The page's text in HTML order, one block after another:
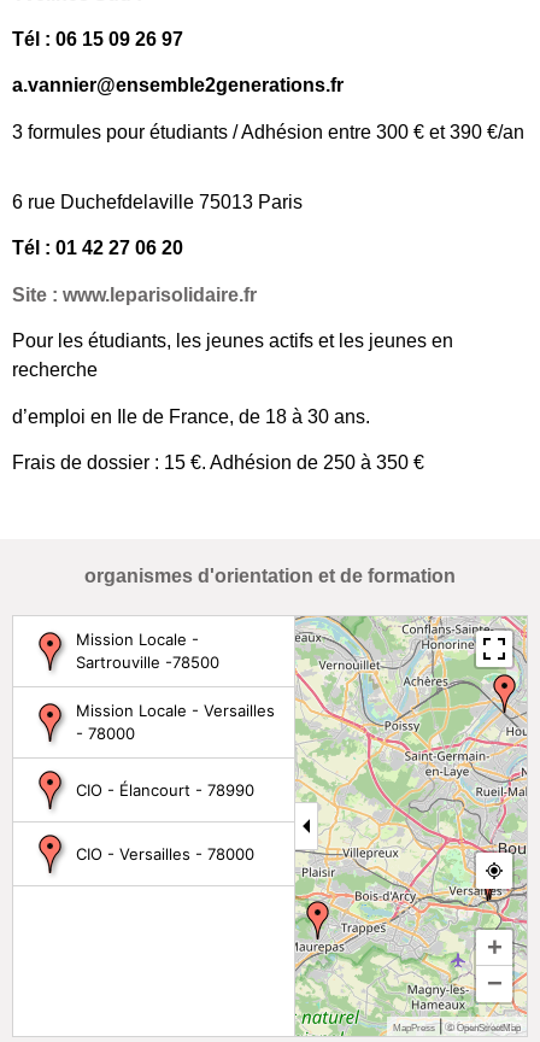
Tél : 06 15 09 26 97
a.vannier@ensemble2generations.fr
3 formules pour étudiants / Adhésion entre 300 € et 390 €/an
6 rue Duchefdelaville 75013 Paris
Tél : 01 42 27 06 20
Site : www.leparisolidaire.fr
Pour les étudiants, les jeunes actifs et les jeunes en
recherche
d’emploi en Ile de France, de 18 à 30 ans.
Frais de dossier : 15 €. Adhésion de 250 à 350 €
organismes d'orientation et de formation
Mission Locale -
Sartrouville -78500
Mission Locale - Versailles
- 78000
CIO - Élancourt - 78990
CIO - Versailles - 78000
+
−
MapPress|© OpenStreetMap